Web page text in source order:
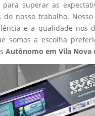
para superar as
do nosso trabalho.
e a qualidade nos
somos a escolha
Autônomo em Vila Nova